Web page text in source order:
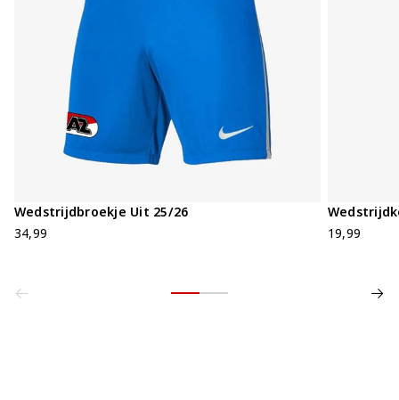
Wedstrijdbroekje Uit 25/26
34,99
19,99